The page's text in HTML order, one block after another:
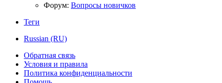
Форум: Вопросы новичков
Теги
Russian (RU)
Обратная связь
Условия и правила
Политика конфиденциальности